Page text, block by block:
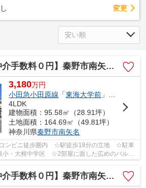
変更
手数料０円】秦野市南矢名第19 新築一戸建て 全2棟
3,180万円
小田急小田原線 「東海大学前 」駅 徒歩18分
4LDK
建物面積：95.58㎡（28.91坪）
土地面積：164.69㎡（49.81坪）
神奈川県秦野市南矢名
コンビニ徒歩圏内 ☆駅徒歩18分の立地 ☆駐車
・大根中学区 ☆2部屋に面した広めのバルコ
手数料０円】秦野市南矢名 中古一戸建て